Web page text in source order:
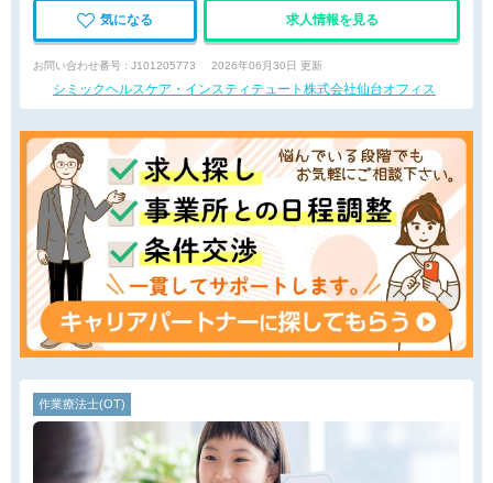
気になる 求人情報を見る
お問い合わせ番号 : J101205773 2026年06月30日 更新
シミックヘルスケア・インスティテュート株式会社仙台オフィス
作業療法士(OT)